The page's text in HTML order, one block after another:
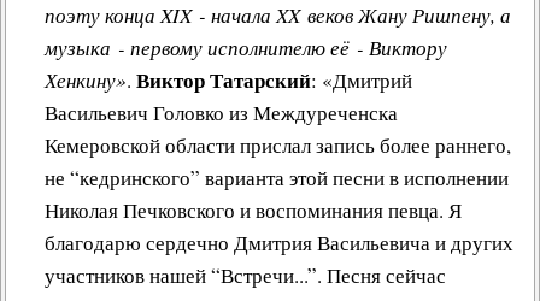
поэту конца XIX - начала XX веков Жану Ришпену, а
музыка - первому исполнителю её - Виктору
Хенкину». Виктор Татарский: «Дмитрий
Васильевич Головко из Междуреченска
Кемеровской области прислал запись более раннего,
не “кедринского” варианта этой песни в исполнении
Николая Печковского и воспоминания певца. Я
благодарю сердечно Дмитрия Васильевича и других
участников нашей “Встречи...”. Песня сейчас